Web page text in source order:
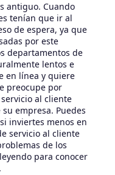
antiguo. Cuando
tenían que ir al
de espera, ya que
por este
departamentos de
lentos e
en línea y quiere
preocupe por
al cliente
empresa. Puedes
inviertes menos en
servicio al cliente
de los
para conocer